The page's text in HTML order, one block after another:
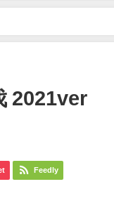
2021ver
Feedly